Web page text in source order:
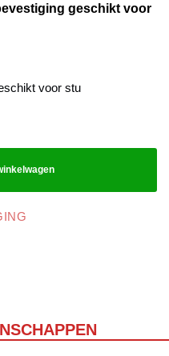
geschikt voor
voor stu